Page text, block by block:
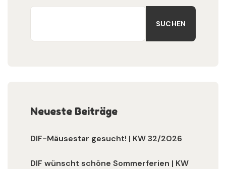
SUCHEN
Neueste Beiträge
DIF-Mäusestar gesucht! | KW 32/2026
DIF wünscht schöne Sommerferien | KW